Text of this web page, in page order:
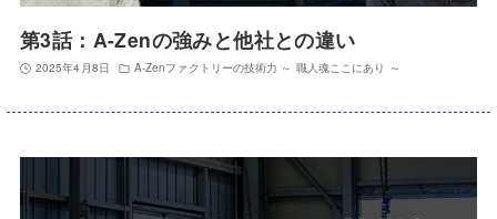
第3話：A-Zenの強みと他社との違い
2025年4月8日 A-Zenファクトリーの技術力 ～ 職人魂ここにあり ～